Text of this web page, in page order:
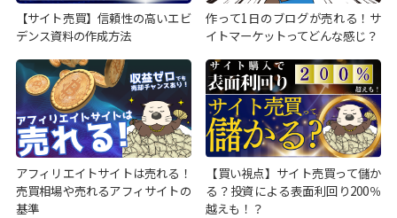
【サイト売買】信頼性の高いエビ
デンス資料の作成方法
作って1日のブログが売れる！サ
イトマーケットってどんな感じ？
アフィリエイトサイトは売れる！
売買相場や売れるアフィサイトの
基準
【買い視点】サイト売買って儲か
る？投資による表面利回り200％
越えも！？